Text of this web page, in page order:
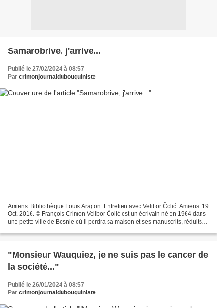
Samarobrive, j'arrive...
Publié le 27/02/2024 à 08:57
Par crimonjournaldubouquiniste
Amiens. Bibliothèque Louis Aragon. Entretien avec Velibor Čolić. Amiens. 19
Oct. 2016. © François Crimon Velibor Čolić est un écrivain né en 1964 dans
une petite ville de Bosnie où il perdra sa maison et ses manuscrits, réduits
"Monsieur Wauquiez, je ne suis pas le cancer de
la société..."
Publié le 26/01/2024 à 08:57
Par crimonjournaldubouquiniste